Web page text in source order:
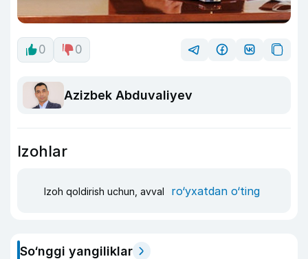
0 0
Azizbek Abduvaliyev
Izohlar
Izoh qoldirish uchun, avval ro‘yxatdan o‘ting
So‘nggi yangiliklar